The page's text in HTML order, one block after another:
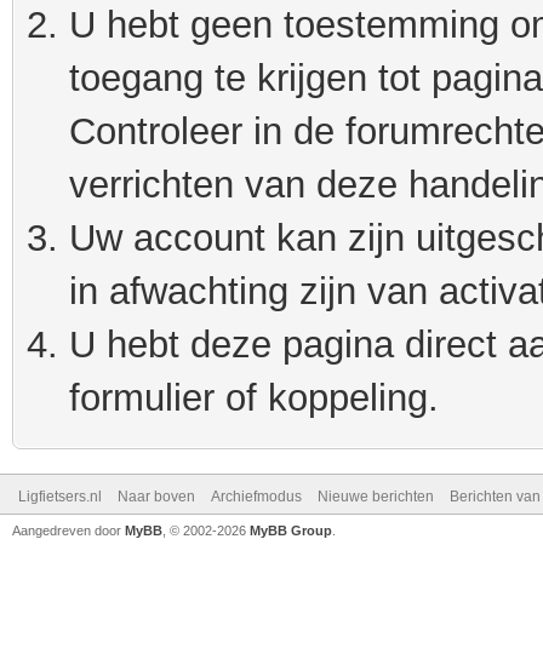
U hebt geen toestemming
toegang te krijgen tot
Controleer in de
verrichten van deze
Uw account kan zijn
in afwachting zijn van
U hebt deze pagina direct
formulier of koppeling.
Ligfietsers.nl Naar boven Archiefmodus Nieuwe berichten Berichten
Aangedreven door MyBB , © 2002-2026 MyBB Group